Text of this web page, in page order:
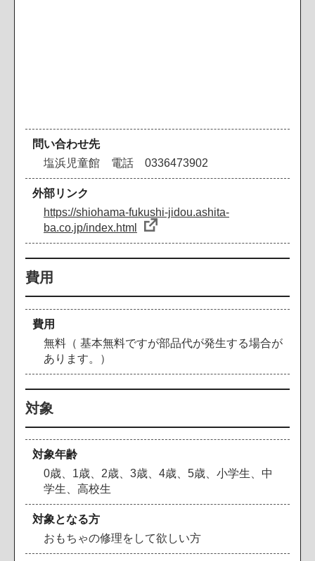
問い合わせ先
塩浜児童館 電話 0336473902
外部リンク
https://shiohama-fukushi-jidou.ashita-
ba.co.jp/index.html
費用
費用
無料（ 基本無料ですが部品代が発生する場合が
あります。）
対象
対象年齢
0歳、1歳、2歳、3歳、4歳、5歳、小学生、中
学生、高校生
対象となる方
おもちゃの修理をして欲しい方